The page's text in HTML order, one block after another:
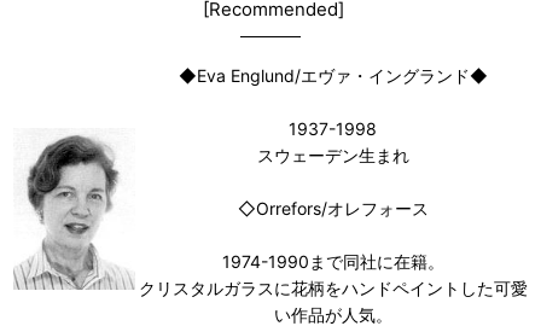
[Recommended]
◆Eva Englund/エヴァ・イングランド◆
1937-1998
スウェーデン生まれ
◇Orrefors/オレフォース
1974-1990まで同社に在籍。
クリスタルガラスに花柄をハンドペイントした可愛
い作品が人気。